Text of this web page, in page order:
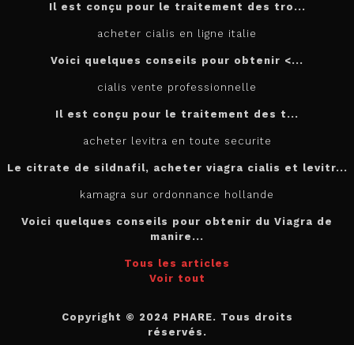
Il est conçu pour le traitement des tro...
acheter cialis en ligne italie
Voici quelques conseils pour obtenir <...
cialis vente professionnelle
Il est conçu pour le traitement des t...
acheter levitra en toute securite
Le citrate de sildnafil, acheter viagra cialis et levitr...
kamagra sur ordonnance hollande
Voici quelques conseils pour obtenir du Viagra de
manire...
Tous les articles
Voir tout
Copyright © 2024 PHARE. Tous droits
réservés.